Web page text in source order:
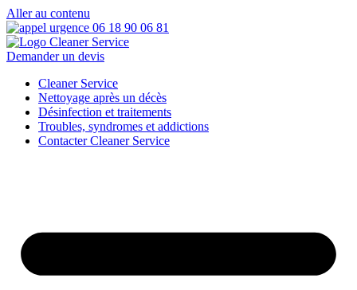
Aller au contenu
Demander un devis
Cleaner Service
Nettoyage après un décès
Désinfection et traitements
Troubles, syndromes et addictions
Contacter Cleaner Service